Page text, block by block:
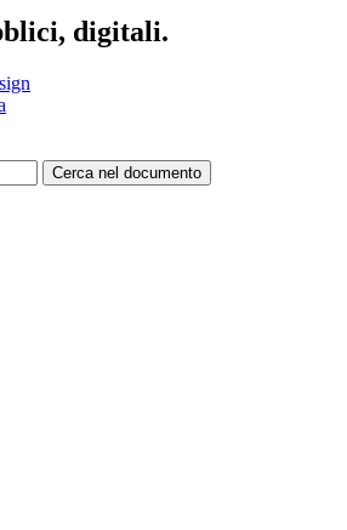
digitali.
Cerca nel documento